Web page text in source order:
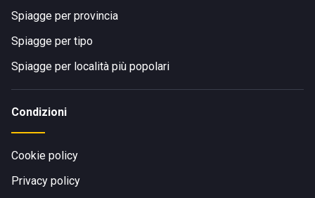
Spiagge per provincia
Spiagge per tipo
Spiagge per località più popolari
Condizioni
Cookie policy
Privacy policy